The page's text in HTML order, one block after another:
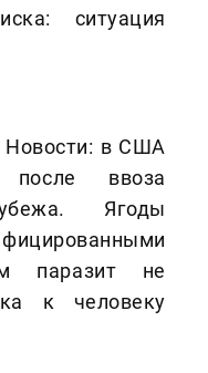
ситуация
Новости: в США
после ввоза
Ягоды
паразит не
к человеку